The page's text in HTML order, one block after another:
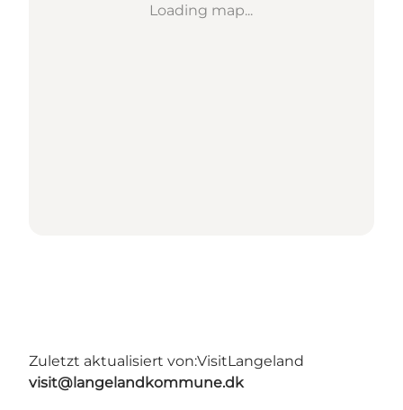
Loading map...
Zuletzt aktualisiert von:VisitLangeland
visit@langelandkommune.dk